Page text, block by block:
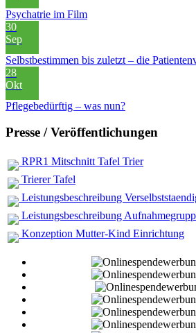
Psychatrie im Film
30
Sep
Selbstbestimmen bis zuletzt – die
28
Okt
Pflegebedürftig – was nun?
Presse / Veröffentlichungen
RPR1 Mitschnitt Tafel Trier
Trierer Tafel
Leistungsbeschreibung
Leistungsbeschreibung
Konzeption Mutter-Kind Einrichtung